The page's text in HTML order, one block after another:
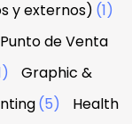
y externos) (1)
de Venta
Graphic &
(5)
Health